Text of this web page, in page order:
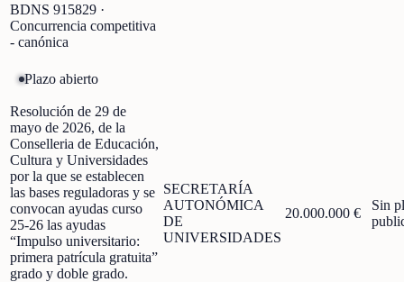
BDNS 915829 ·
Concurrencia competitiva
- canónica
Plazo abierto
Resolución de 29 de
mayo de 2026, de la
Conselleria de Educación,
Cultura y Universidades
por la que se establecen
las bases reguladoras y se
convocan ayudas curso
25-26 las ayudas
“Impulso universitario:
primera patrícula gratuita”
grado y doble grado.
SECRETARÍA
AUTONÓMICA
DE
UNIVERSIDADES
20.000.000 €
Sin